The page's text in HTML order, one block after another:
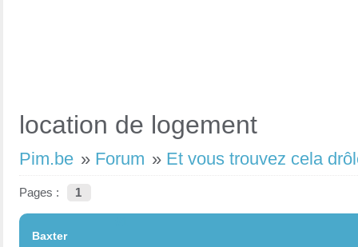
location de logement
Pim.be » Forum » Et vous trouvez cela
Pages : 1
Baxter